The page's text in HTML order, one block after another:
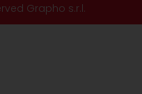
Grapho s.r.l.